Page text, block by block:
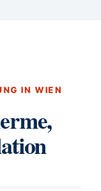
IN WIEN